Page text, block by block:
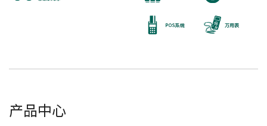
产品中心